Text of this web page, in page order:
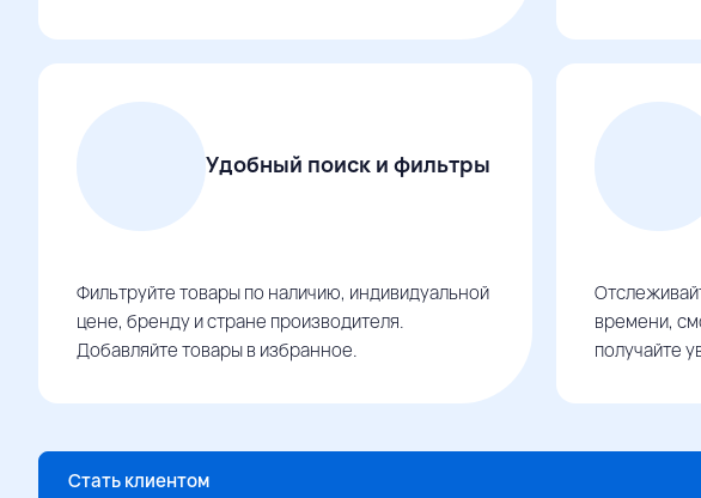
Удобный поиск и фильтры
Фильтруйте товары по наличию, индивидуальной
цене, бренду и стране производителя.
Добавляйте товары в избранное.
времени,
получайте
Стать клиентом